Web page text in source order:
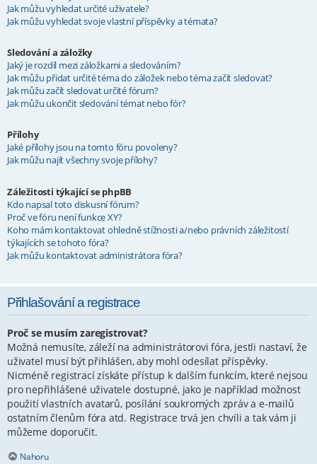
Jak můžu vyhledat určité uživatele?
Jak můžu vyhledat svoje vlastní příspěvky a témata?
Sledování a záložky
Jaký je rozdíl mezi záložkami a sledováním?
Jak můžu přidat určité téma do záložek nebo téma začít sledovat?
Jak můžu začít sledovat určité fórum?
Jak můžu ukončit sledování témat nebo fór?
Přílohy
Jaké přílohy jsou na tomto fóru povoleny?
Jak můžu najít všechny svoje přílohy?
Záležitosti týkající se phpBB
Kdo napsal toto diskusní fórum?
Proč ve fóru není funkce XY?
Koho mám kontaktovat ohledně stížnosti a/nebo právních záležitostí
týkajících se tohoto fóra?
Jak můžu kontaktovat administrátora fóra?
Přihlašování a registrace
Proč se musím zaregistrovat?
Možná nemusíte, záleží na administrátorovi fóra, jestli nastaví, že
uživatel musí být přihlášen, aby mohl odesílat příspěvky.
Nicméně registrací získáte přístup k dalším funkcím, které nejsou
pro nepřihlášené uživatele dostupné, jako je například možnost
použití vlastních avatarů, posílání soukromých zpráv a e-mailů
ostatním členům fóra atd. Registrace trvá jen chvíli a tak vám ji
můžeme doporučit.
Nahoru